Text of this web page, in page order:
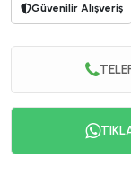
Güvenilir Alışveriş